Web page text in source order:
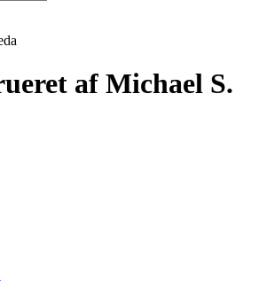
af Michael S.